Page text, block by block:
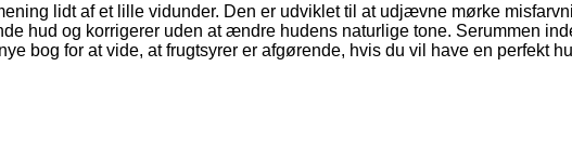
lidt af et lille vidunder. Den er udviklet til at udjævne mørke
hud og korrigerer uden at ændre hudens naturlige tone. Serummen
bog for at vide, at frugtsyrer er afgørende, hvis du vil have en perfekt